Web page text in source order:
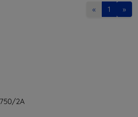
« 1 »
2A